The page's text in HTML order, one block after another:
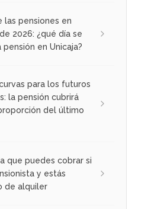
las pensiones en
2026: ¿qué día se
pensión en Unicaja?
para los futuros
la pensión cubrirá
del último
que puedes cobrar si
y estás
de alquiler